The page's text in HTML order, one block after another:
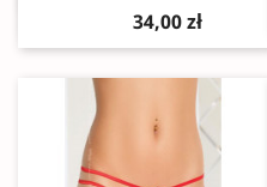
34,00 zł